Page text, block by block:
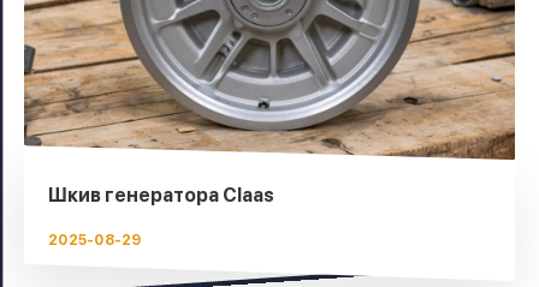
Шкив генератора Claas
2025-08-29